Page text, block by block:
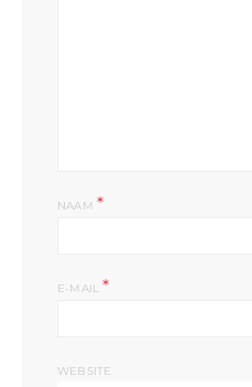
NAAM *
E-MAIL*
WEBSITE